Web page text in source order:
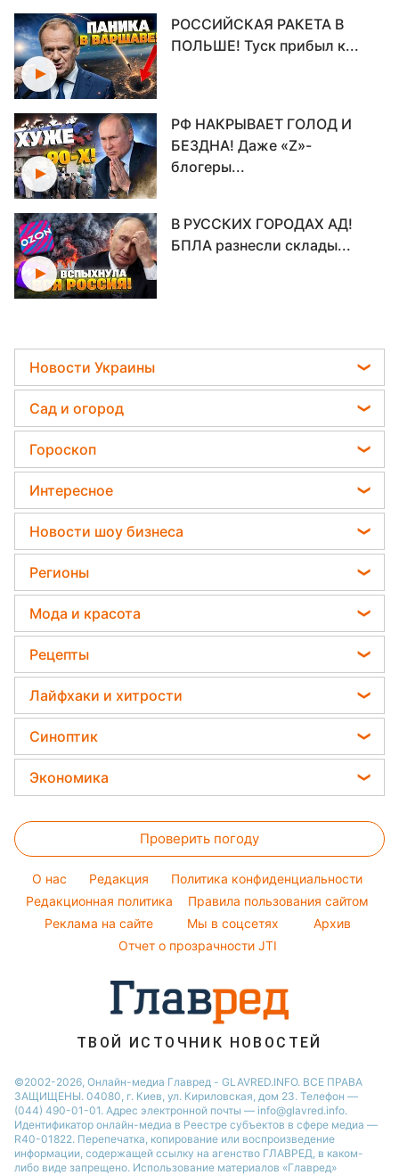
РОССИЙСКАЯ РАКЕТА В
ПОЛЬШЕ! Туск прибыл к...
РФ НАКРЫВАЕТ ГОЛОД И
БЕЗДНА! Даже «Z»-
блогеры...
В РУССКИХ ГОРОДАХ АД!
БПЛА разнесли склады...
Роснефть оставила Москву...
КРЫМ ПОКИДАЮТ: СОТНИ
МАШИН! Курортный сезон...
отдал приказ! Кремль...
НОВАЯ УГРОЗА ОТ РФ!
Удар по судну РФ вызвал
СКАНДАЛ! Иран требует...
«ИДИОТ И ПРЕДАТЕЛЬ!»
Всплыли дикие
КОМПРОМАТИЩЕ НА
ГЕРАСИМОВА! Кремль в
СКАНДАЛ В ЕВРОПЕ! Ракета
Х-101 рухнула в...